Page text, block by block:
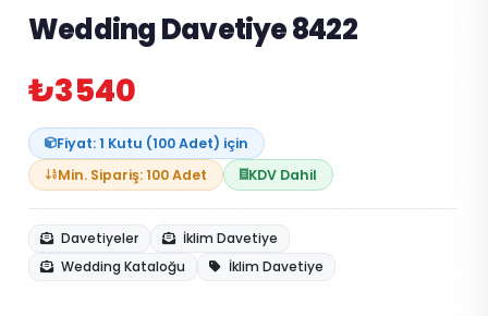
Wedding Davetiye 8422
₺3540
Fiyat: 1 Kutu (100 Adet) için
Min. Sipariş: 100 Adet
KDV Dahil
Davetiyeler
İklim Davetiye
Wedding Kataloğu
İklim Davetiye